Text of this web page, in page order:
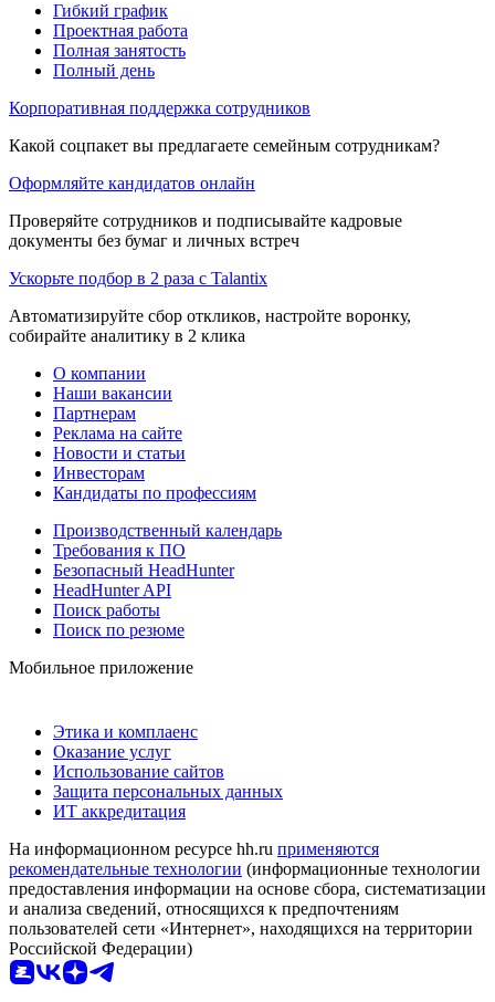
Гибкий график
Проектная работа
Полная занятость
Полный день
Корпоративная поддержка сотрудников
Какой соцпакет вы предлагаете семейным сотрудникам?
Оформляйте кандидатов онлайн
Проверяйте сотрудников и подписывайте кадровые
документы без бумаг и личных встреч
Ускорьте подбор в 2 раза с Talantix
Автоматизируйте сбор откликов, настройте воронку,
собирайте аналитику в 2 клика
О компании
Наши вакансии
Партнерам
Реклама на сайте
Новости и статьи
Инвесторам
Кандидаты по профессиям
Производственный календарь
Требования к ПО
Безопасный HeadHunter
HeadHunter API
Поиск работы
Поиск по резюме
Мобильное приложение
Этика и комплаенс
Оказание услуг
Использование сайтов
Защита персональных данных
ИТ аккредитация
На информационном ресурсе hh.ru применяются
рекомендательные технологии (информационные технологии
предоставления информации на основе сбора, систематизации
и анализа сведений, относящихся к предпочтениям
пользователей сети «Интернет», находящихся на территории
Российской Федерации)